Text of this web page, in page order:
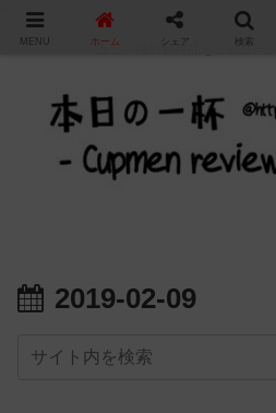
カップ麺の新商品をレビュー /
2019-02-09
MENU ホーム シェア 検索